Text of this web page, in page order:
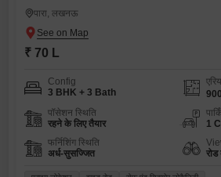
पारा, लखनऊ
₹ 70 L
Config
3 BHK + 3 Bath
900
पॉसेशन स्थिति
रहने के लिए तैयार
1
फर्निशिंग स्थिति
अर्ध-सुसज्जित
रोड